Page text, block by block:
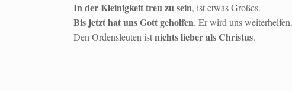
In der Kleinigkeit treu zu sein, ist etwas Großes.
Bis jetzt hat uns Gott geholfen. Er wird uns weiterhelfen.
Den Ordensleuten istnichts lieber als Christus.